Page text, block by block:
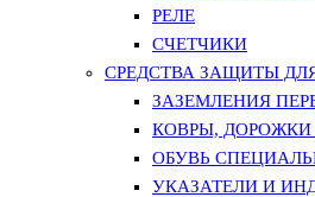
РЕЛЕ
СЧЕТЧИКИ
СРЕДСТВА ЗАЩИТЫ
ЗАЗЕМЛЕНИЯ
КОВРЫ, ДОРОЖКИ
ОБУВЬ
УКАЗАТЕЛИ И